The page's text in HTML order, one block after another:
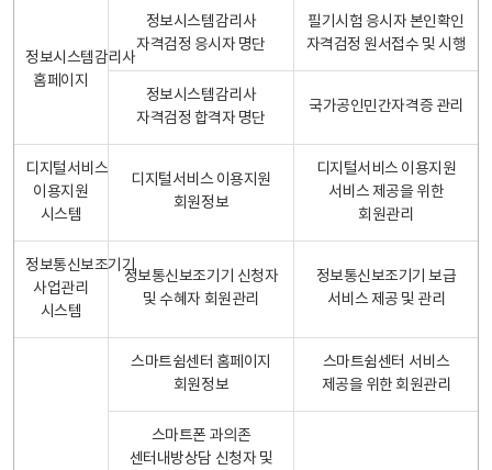
정보시스템감리사
홈페이지
정보시스템감리사
자격검정 응시자 명단
필기시험 응시자 본인확인
자격검정 원서접수 및 시행
정보시스템감리사
자격검정 합격자 명단
국가공인민간자격증 관리
디지털서비스
이용지원
시스템
디지털서비스 이용지원
회원정보
디지털서비스 이용지원
서비스 제공을 위한
회원관리
정보통신보조기기
사업관리
시스템
정보통신보조기기 신청자
및 수혜자 회원관리
정보통신보조기기 보급
서비스 제공 및 관리
스마트쉼센터 홈페이지
회원정보
스마트쉼센터 서비스
제공을 위한 회원관리
스마트폰 과의존
센터내방상담 신청자 및